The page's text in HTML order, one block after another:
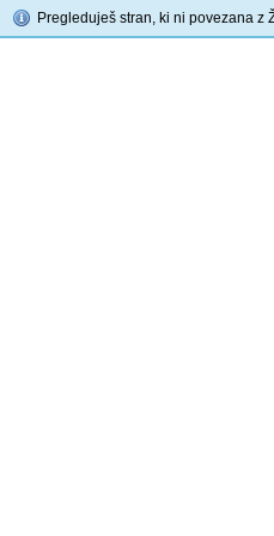
Pregleduješ stran, ki ni povezana z